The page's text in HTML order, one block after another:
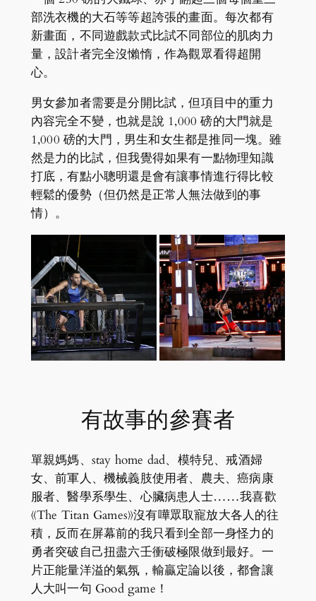
部洗衣機的大石等等超誇張的畫面。每次都有
新畫面，不同遊戲款式比試不同部位的肌肉力
量，設計者完全沒懶惰，作為觀眾看得超開
心。
男女參加者需要是分開比試，但項目中的重力
內容完全不變，也就是說 1,000 磅的大門就是
1,000 磅的大門，男生和女生都是推同一塊。雖
然是力的比試，但我覺得如果有一點物理知識
打底，有點小聰明還是會有讓事情進行得比較
輕鬆的優勢（但仍然是正常人無法做到的事
情）。
有故事的參賽者
單親媽媽、stay home dad、模特兒、戒酒婦
女、前軍人、機械義肢使用者、農夫、癌病康
服者、醫學系學生、心臟病患人士……我喜歡
《The Titan Games》沒有嘩眾取寵放大各人的往
積，反而在屏幕前的我只看到全部一身怪力的
勇者突破自己扭盡六壬衝破極限做到最好。一
片正能量洋溢的氣氛，輸贏定論以後，都會讓
人大叫一句 Good game！